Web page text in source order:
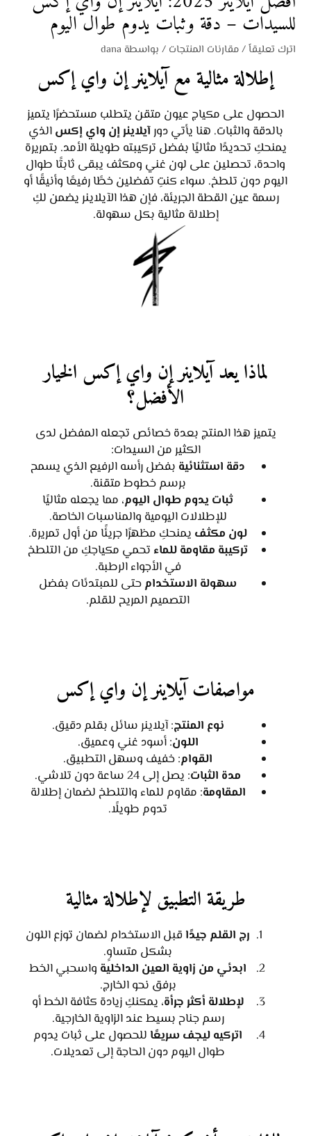
للسيدات – دقة وثبات يدوم طوال اليوم
اترك تعليقاً/مقارنات المنتجات / بواسطة dana
إطلالة مثالية مع آيلاينر إن واي إكس
الحصول على مكياج عيون متقن يتطلب مستحضرًا يتميز
بالدقة والثبات. هنا يأتي دورآيلاينر إن واي إكسالذي
يمنحكِ تحديدًا مثاليًا بفضل تركيبته طويلة الأمد. بتمريرة
واحدة، تحصلين على لون غني ومكثف يبقى ثابتًا طوال
اليوم دون تلطخ. سواء كنتِ تفضلين خطًا رفيعًا وأنيقًا أو
رسمة عين القطة الجريئة، فإن هذا الآيلاينر يضمن لكِ
إطلالة مثالية بكل سهولة.
لماذا يعد آيلاينر إن واي إكس الخيار
الأفضل؟
يتميز هذا المنتج بعدة خصائص تجعله المفضل لدى
الكثير من السيدات:
دقة استثنائية بفضل رأسه الرفيع الذي يسمح
برسم خطوط متقنة.
ثبات يدوم طوال اليوم، مما يجعله مثاليًا
للإطلالات اليومية والمناسبات الخاصة.
لون مكثف يمنحكِ مظهرًا جريئًا من أول تمريرة.
تركيبة مقاومة للماء تحمي مكياجكِ من التلطخ
في الأجواء الرطبة.
سهولة الاستخدامحتى للمبتدئات بفضل
التصميم المريح للقلم.
مواصفات آيلاينر إن واي إكس
نوع المنتج: آيلاينر سائل بقلم دقيق.
اللون: أسود غني وعميق.
القوام: خفيف وسهل التطبيق.
مدة الثبات: يصل إلى 24 ساعة دون تلاشي.
المقاومة: مقاوم للماء والتلطخ لضمان إطلالة
تدوم طويلًا.
طريقة التطبيق لإطلالة مثالية
رج القلم جيدًا قبل الاستخدام لضمان توزع اللون
بشكل متساوٍ.
ابدئي من زاوية العين الداخلية واسحبي الخط
برفق نحو الخارج.
لإطلالة أكثر جرأة، يمكنكِ زيادة كثافة الخط أو
رسم جناح بسيط عند الزاوية الخارجية.
اتركيه ليجف سريعًا للحصول على ثبات يدوم
طوال اليوم دون الحاجة إلى تعديلات.